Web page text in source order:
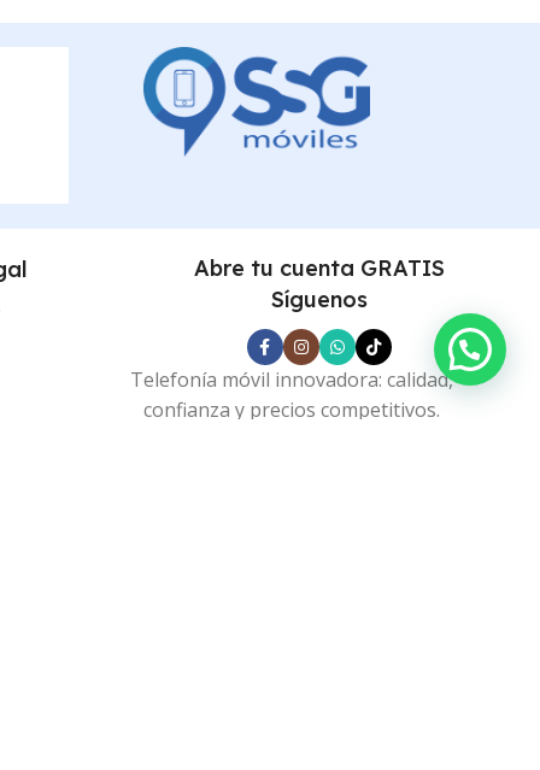
Abre tu cuenta GRATIS
Síguenos
Telefonía móvil innovadora: calidad,
confianza y precios competitivos.